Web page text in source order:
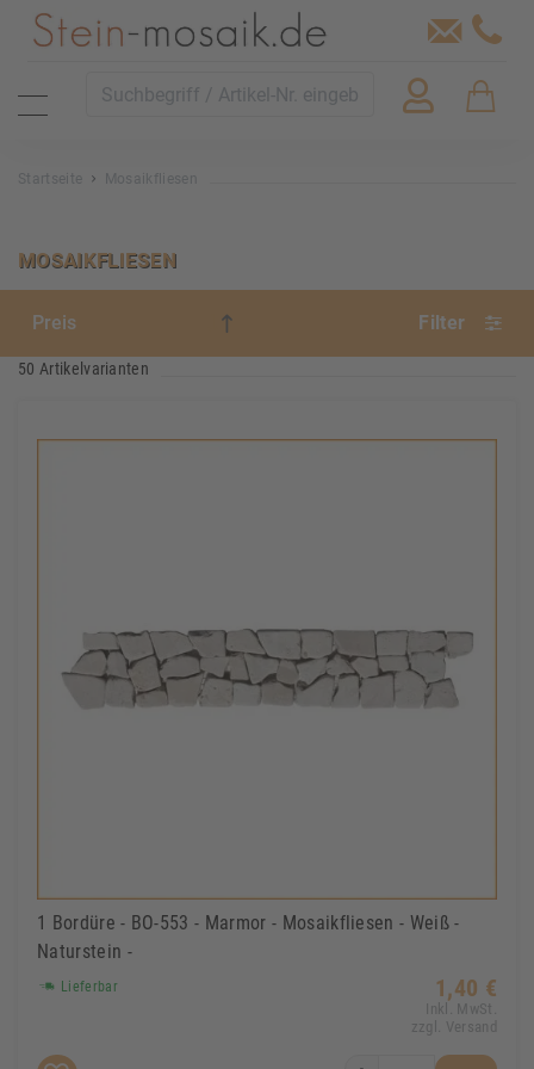
Startseite Mosaikfliesen
MOSAIKFLIESEN
Filter
50 Artikelvarianten
1 Bordüre - BO-553 - Marmor - Mosaikfliesen - Weiß -
Naturstein -
Lieferbar 1,40 €
Inkl. MwSt.
zzgl. Versand